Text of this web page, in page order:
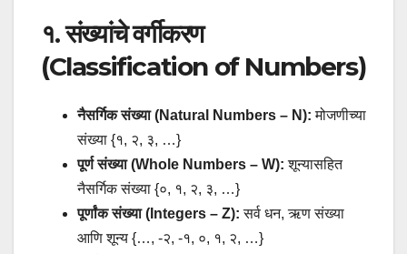
१. संख्यांचे वर्गीकरण
(Classification of Numbers)
नैसर्गिक संख्या (Natural Numbers – N): मोजणीच्या
संख्या {१, २, ३, …}
पूर्ण संख्या (Whole Numbers – W): शून्यासहित
नैसर्गिक संख्या {०, १, २, ३, …}
पूर्णांक संख्या (Integers – Z): सर्व धन, ऋण संख्या
आणि शून्य {…, -२, -१, ०, १, २, …}